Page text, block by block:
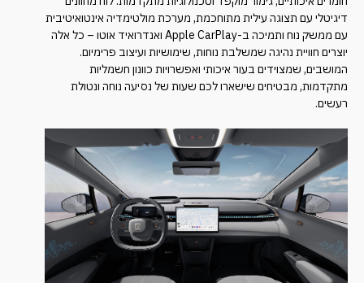
דיגיטלי עם תצוגה עילית מתוחכמת, מערכת מולטימדיה אינטואיטיבית
עם ממשק נוח ותמיכה ב-Apple CarPlay ואנדרואיד אוטו – כל אלה
יוצרים חוויית נהיגה שמשלבת נוחות, שימושיות ועיצוב פרימיום.
המושבים, שמצוידים בעור איכותי ואפשרויות כוונון חשמליות
מתקדמות, מבטיחים שישארו לכם שעות של נסיעה נוחה ונטולת
רעשים.